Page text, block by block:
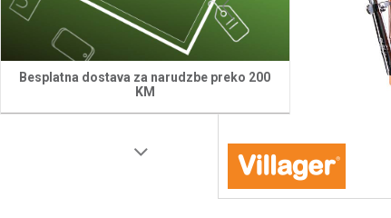
Besplatna dostava za narudzbe preko 200
KM